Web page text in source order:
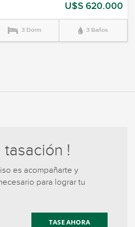
U$S 620.000
3 Dorm 3 Baños
!
es acompañarte y
para lograr tu
TASE AHORA